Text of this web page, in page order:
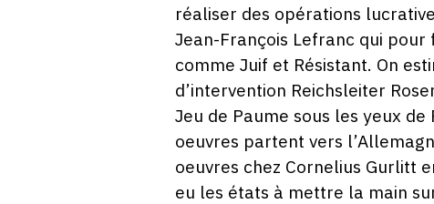
réaliser des opérations
Jean-François Lefranc qui
comme Juif et Résistant. On
d’intervention Reichsleiter
Jeu de Paume sous les yeux
oeuvres partent vers
oeuvres chez Cornelius Gurlitt
eu les états à mettre la main